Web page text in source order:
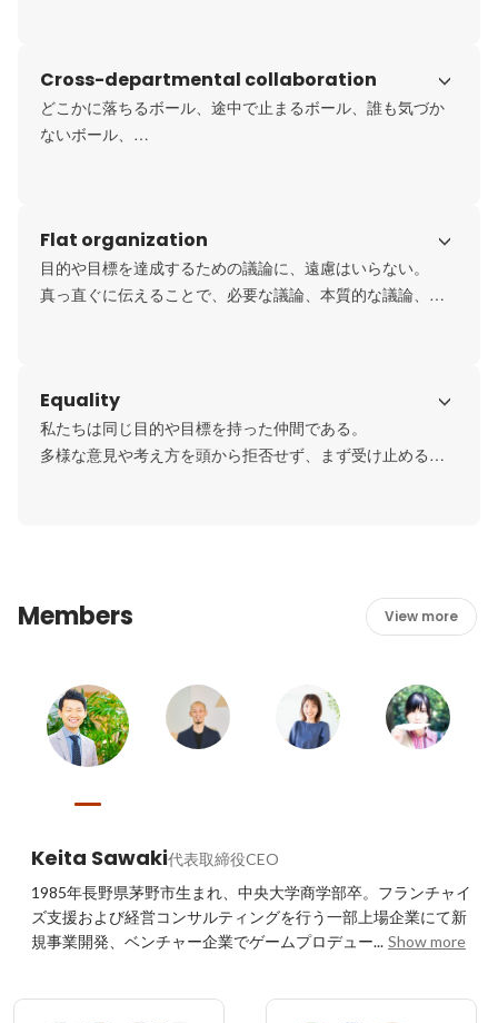
Cross-departmental collaboration
どこかに落ちるボール、途中で止まるボール、誰も気づか
ないボール、
Flat organization
目的や目標を達成するための議論に、遠慮はいらない。
真っ直ぐに伝えることで、必要な議論、本質的な議論、建
Equality
私たちは同じ目的や目標を持った仲間である。
多様な意見や考え方を頭から拒否せず、まず受け止める。
Members View more
Keita Sawaki代表取締役CEO
1985年長野県茅野市生まれ、中央大学商学部卒。フランチャイ
ズ支援および経営コンサルティングを行う一部上場企業にて新
規事業開発、ベンチャー企業でゲームプロデュー... Show more